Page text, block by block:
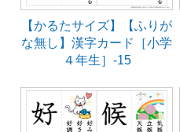
【かるたサイズ】【ふりが
な無し】漢字カード［小学
４年生］-15